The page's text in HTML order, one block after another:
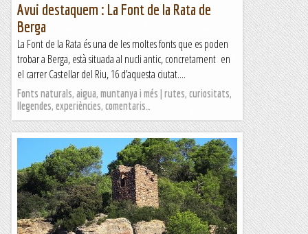
Avui destaquem : La Font de la Rata de
Berga
La Font de la Rata és una de les moltes fonts que es poden
trobar a Berga, està situada al nucli antic, concretament en
el carrer Castellar del Riu, 16 d’aquesta ciutat....
Fonts naturals, aigua, muntanya i més | rutes, curiositats,
llegendes, experiències, comentaris…